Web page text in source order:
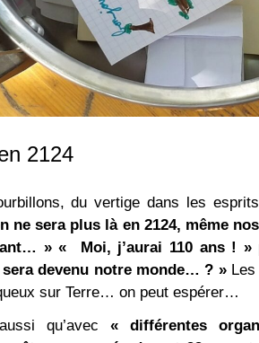
2124
du vertige dans les
ne sera plus là en 2124, même
» « Moi, j’aurai 110 ans ! »
devenu notre monde… ? »Les
sur Terre… on peut espérer…
qu’avec « différentes